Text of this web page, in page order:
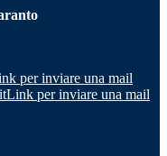
per inviare una mail
Link per inviare una mail